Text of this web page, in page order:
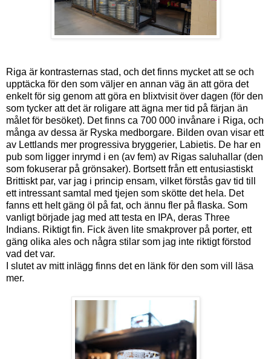
Riga är kontrasternas stad, och det finns mycket att se och
upptäcka för den som väljer en annan väg än att göra det
enkelt för sig genom att göra en blixtvisit över dagen (för den
som tycker att det är roligare att ägna mer tid på färjan än
målet för besöket). Det finns ca 700 000 invånare i Riga, och
många av dessa är Ryska medborgare. Bilden ovan visar ett
av Lettlands mer progressiva bryggerier, Labietis. De har en
pub som ligger inrymd i en (av fem) av Rigas saluhallar (den
som fokuserar på grönsaker). Bortsett från ett entusiastiskt
Brittiskt par, var jag i princip ensam, vilket förstås gav tid till
ett intressant samtal med tjejen som skötte det hela. Det
fanns ett helt gäng öl på fat, och ännu fler på flaska. Som
vanligt började jag med att testa en IPA, deras Three
Indians. Riktigt fin. Fick även lite smakprover på porter, ett
gäng olika ales och några stilar som jag inte riktigt förstod
vad det var.
I slutet av mitt inlägg finns det en länk för den som vill läsa
mer.